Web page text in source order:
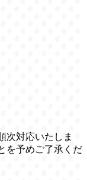
次対応いたしま
を予めご了承くだ